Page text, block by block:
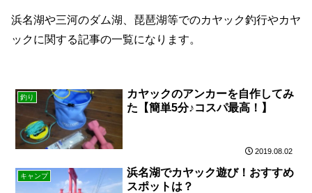
浜名湖や三河のダム湖、琵琶湖等でのカヤック釣行やカヤ
ックに関する記事の一覧になります。
釣り
カヤックのアンカーを自作してみ
た【簡単5分♪コスパ最高！】
2019.08.02
キャンプ
浜名湖でカヤック遊び！おすすめ
スポットは？